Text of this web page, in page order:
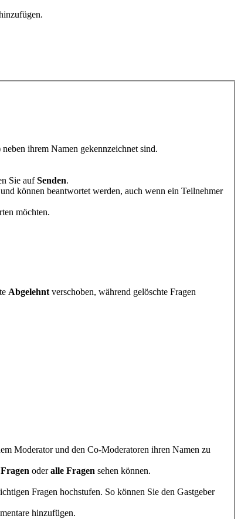
neben ihrem Namen gekennzeichnet sind.
Sie aufSenden.
können beantwortet werden, auch wenn ein Teilnehmer
möchten.
Abgelehntverschoben, während gelöschte Fragen
Moderator und den Co-Moderatoren ihren Namen zu
oderalle Fragen sehen können.
Fragen hochstufen. So können Sie den Gastgeber
hinzufügen.